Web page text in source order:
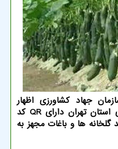
جهاد کشاورزی اظهار
داشت: حدود 50 درصد گلخانه های استان تهران دارای QR کد
سال آینده 80 تا 85 درصد گلخانه ها و باغات مجهز به